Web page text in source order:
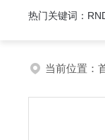
热门关键词：
当前位置：